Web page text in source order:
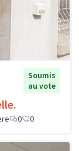
Soumis
au vote
0 0